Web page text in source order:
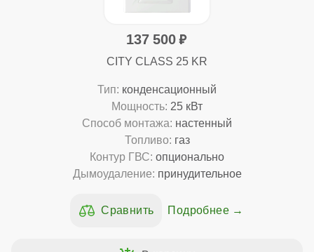
137 500
CITY CLASS 25 KR
Тип: конденсационный
Мощность: 25 кВт
Способ монтажа: настенный
Топливо: газ
Контур ГВС: опционально
Дымоудаление: принудительное
Подробнее